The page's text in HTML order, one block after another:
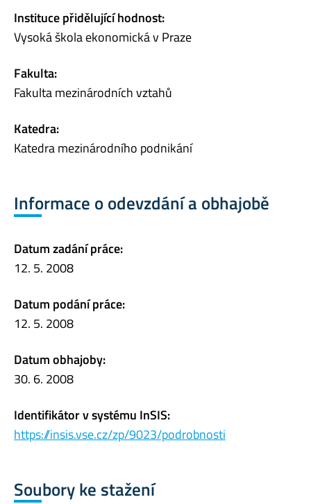
Instituce přidělující hodnost:
Vysoká škola ekonomická v Praze
Fakulta:
Fakulta mezinárodních vztahů
Katedra:
Katedra mezinárodního podnikání
Informace o odevzdání a obhajobě
Datum zadání práce:
12. 5. 2008
Datum podání práce:
12. 5. 2008
Datum obhajoby:
30. 6. 2008
Identifikátor v systému InSIS:
https://insis.vse.cz/zp/9023/podrobnosti
Soubory ke stažení